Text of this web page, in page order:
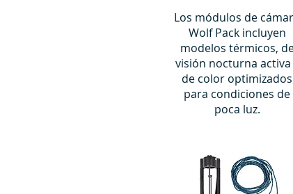
Los módulos de
Wolf Pack incluyen
modelos térmicos,
visión nocturna activa
de color optimizados
para condiciones de
poca luz.